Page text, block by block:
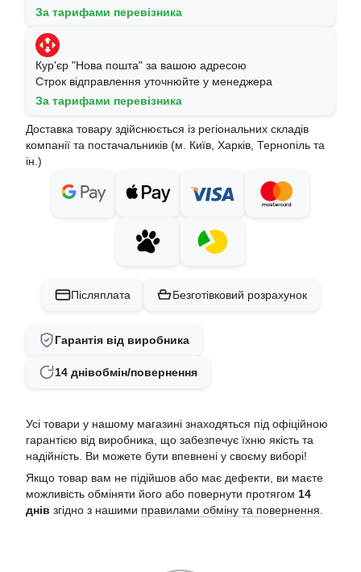
За тарифами перевізника
Кур'єр "Нова пошта" за вашою адресою
Строк відправлення уточнюйте у менеджера
За тарифами перевізника
Доставка товару здійснюється із регіональних складів
компанії та постачальників (м. Київ, Харків, Тернопіль та
ін.)
Післяплата Безготівковий розрахунок
Гарантія від виробника
14 днівобмін/повернення
Усі товари у нашому магазині знаходяться під офіційною
гарантією від виробника, що забезпечує їхню якість та
надійність. Ви можете бути впевнені у своєму виборі!
Якщо товар вам не підійшов або має дефекти, ви маєте
можливість обміняти його або повернути протягом 14
днів згідно з нашими правилами обміну та повернення